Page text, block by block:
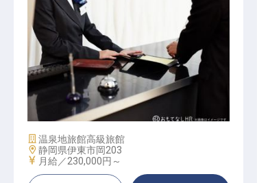
フロント / 正社員
施設業態
温泉地旅館高級旅館
勤務地
静岡県伊東市岡203
給与
月給／230,000円～